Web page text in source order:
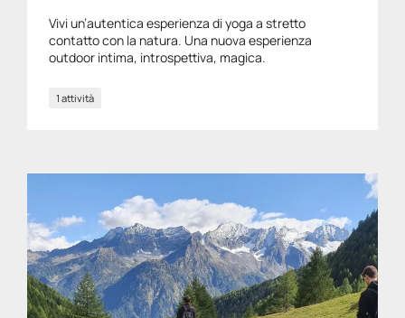
Vivi un’autentica esperienza di yoga a stretto
contatto con la natura. Una nuova esperienza
outdoor intima, introspettiva, magica.
1 attività